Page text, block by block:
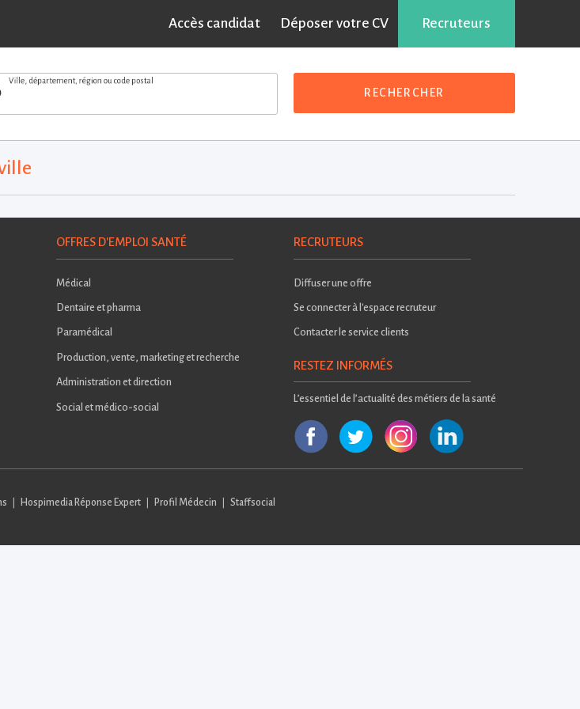
Accès candidat Déposer votre CV Recruteurs
Ville, département, région ou code postal
RECHERCHER
OFFRES D'EMPLOI SANTÉ
Médical
Dentaire et pharma
Paramédical
Production, vente, marketing et recherche
Administration et direction
Social et médico-social
RECRUTEURS
Diffuser une offre
Se connecter à l'espace recruteur
Contacter le service clients
RESTEZ INFORMÉS
L’essentiel de l’actualité des métiers de la santé
Hospimedia Réponse Expert Profil Médecin Staffsocial